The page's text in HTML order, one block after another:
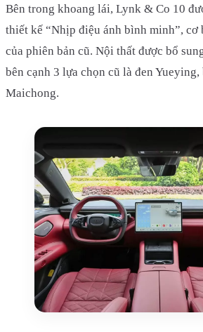
Bên trong khoang lái, Lynk & Co 10
thiết kế “Nhịp điệu ánh bình minh”, cơ
của phiên bản cũ. Nội thất được bổ
bên cạnh 3 lựa chọn cũ là đen
Maichong.